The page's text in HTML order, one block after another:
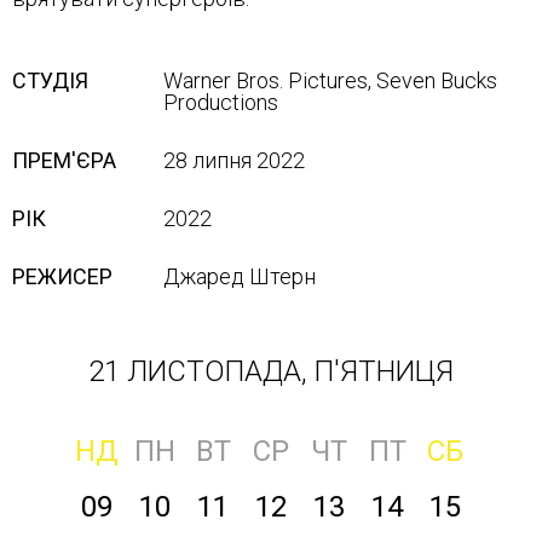
СТУДІЯ
Warner Bros. Pictures, Seven Bucks
Productions
ПРЕМ'ЄРА 28 липня 2022
РІК 2022
РЕЖИСЕР Джаред Штерн
21 ЛИСТОПАДА, П'ЯТНИЦЯ
НД ПН ВТ СР ЧТ ПТ
СБ
09
10 11 12 13 14 15